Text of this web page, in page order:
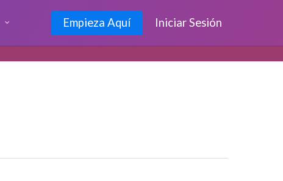
Empieza Aquí Iniciar Sesión